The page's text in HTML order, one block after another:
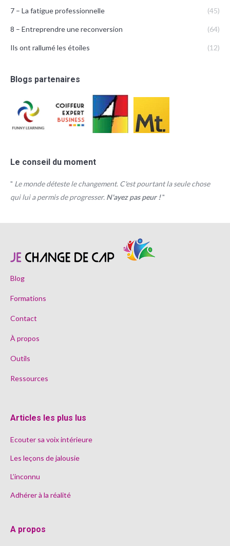
7 – La fatigue professionnelle (45)
8 – Entreprendre une reconversion (64)
Ils ont rallumé les étoiles (12)
Blogs partenaires
Le conseil du moment
" Le monde déteste le changement. C'est pourtant la seule chose
qui lui a permis de progresser. N'ayez pas peur !"
Blog
Formations
Contact
À propos
Outils
Ressources
Articles les plus lus
Ecouter sa voix intérieure
Les leçons de jalousie
L’inconnu
Adhérer à la réalité
A propos